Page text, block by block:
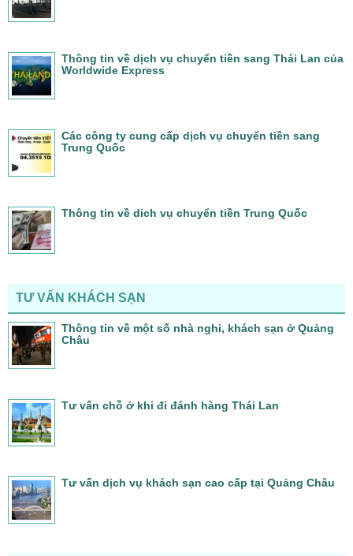
Thông tin về dịch vụ chuyển tiền sang Thái Lan của
Worldwide Express
Các công ty cung cấp dịch vụ chuyển tiền sang
Trung Quốc
Thông tin về dich vụ chuyển tiền Trung Quốc
TƯ VẤN KHÁCH SẠN
Thông tin về một số nhà nghỉ, khách sạn ở Quảng
Châu
Tư vấn chỗ ở khi đi đánh hàng Thái Lan
Tư vấn dịch vụ khách sạn cao cấp tại Quảng Châu